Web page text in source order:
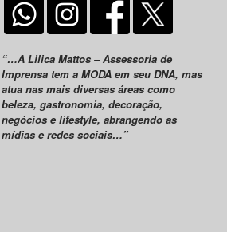
“…A Lilica Mattos – Assessoria de
Imprensa tem a MODA em seu DNA, mas
atua nas mais diversas áreas como
beleza, gastronomia, decoração,
negócios e lifestyle, abrangendo as
mídias e redes sociais…”